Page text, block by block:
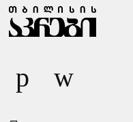
Ჩ
Ა
Ა
Რ
Ზ
Ა
Ი
Ს